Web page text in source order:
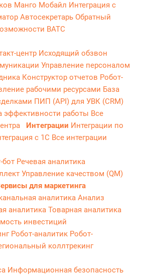
Манго Мобайл Интеграция с
Автосекретарь Обратный
ВАТС
центр Исходящий обзвон
Управление персоналом
Конструктор отчетов Робот-
рабочими ресурсами База
ПИП (API) для УВК (CRM)
эффективности работы Все
Интеграции Интеграции по
с 1С Все интеграции
бот Речевая аналитика
Управление качеством (QM)
для маркетинга
аналитика Анализ
аналитика Товарная аналитика
инвестиций
Робот-аналитик Робот-
коллтрекинг
Информационная безопасность